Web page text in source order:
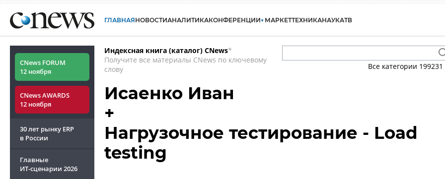
ГЛАВНАЯНОВОСТИАНАЛИТИКАКОНФЕРЕНЦИИ МАРКЕТТЕХНИКАНАУКАТВ
CNews FORUM
12 ноября
CNews AWARDS
12 ноября
30 лет рынку ERP
в России
Главные
ИТ-сценарии 2026
Индексная книга (каталог) CNews*
Получите все материалы CNews по ключевому
слову
Все категории 199231
Исаенко Иван
+
Нагрузочное тестирование - Load
testing